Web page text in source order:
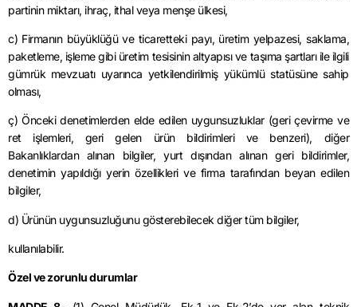
partinin miktarı, ihraç, ithal veya menşe ülkesi,
c) Firmanın büyüklüğü ve ticaretteki payı, üretim yelpazesi, saklama,
paketleme, işleme gibi üretim tesisinin altyapısı ve taşıma şartları ile ilgili
gümrük mevzuatı uyarınca yetkilendirilmiş yükümlü statüsüne sahip
olması,
ç) Önceki denetimlerden elde edilen uygunsuzluklar (geri çevirme ve
ret işlemleri, geri gelen ürün bildirimleri ve benzeri), diğer
Bakanlıklardan alınan bilgiler, yurt dışından alınan geri bildirimler,
denetimin yapıldığı yerin özellikleri ve firma tarafından beyan edilen
bilgiler,
d) Ürünün uygunsuzluğunu gösterebilecek diğer tüm bilgiler,
kullanılabilir.
Özel ve zorunlu durumlar